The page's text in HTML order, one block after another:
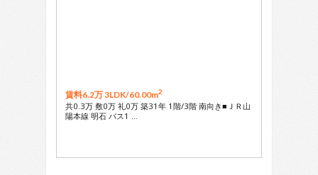
賃料6.2万 3LDK/60.00m2
共0.3万 敷0万 礼0万 築31年 1階/3階 南向き■ＪＲ山
陽本線 明石 バス1 …